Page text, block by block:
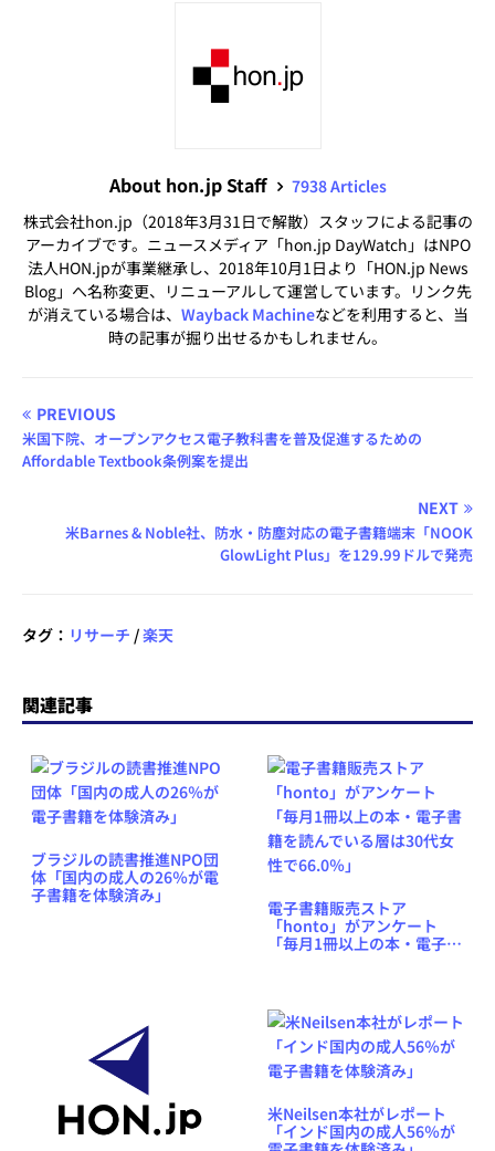
About hon.jp Staff
7938 Articles
株式会社hon.jp（2018年3月31日で解散）スタッフによる記事の
アーカイブです。ニュースメディア「hon.jp DayWatch」はNPO
法人HON.jpが事業継承し、2018年10月1日より「HON.jp News
Blog」へ名称変更、リニューアルして運営しています。リンク先
が消えている場合は、 Wayback Machineなどを利用すると、当
時の記事が掘り出せるかもしれません。
PREVIOUS
米国下院、オープンアクセス電子教科書を普及促進するための
Affordable Textbook条例案を提出
NEXT
米Barnes & Noble社、防水・防塵対応の電子書籍端末「NOOK
GlowLight Plus」を129.99ドルで発売
タグ： リサーチ /楽天
関連記事
ブラジルの読書推進NPO団
体「国内の成人の26％が電
子書籍を体験済み」
電子書籍販売ストア
「honto」がアンケート
「毎月1冊以上の本・電子書
米Neilsen本社がレポート
「インド国内の成人56％が